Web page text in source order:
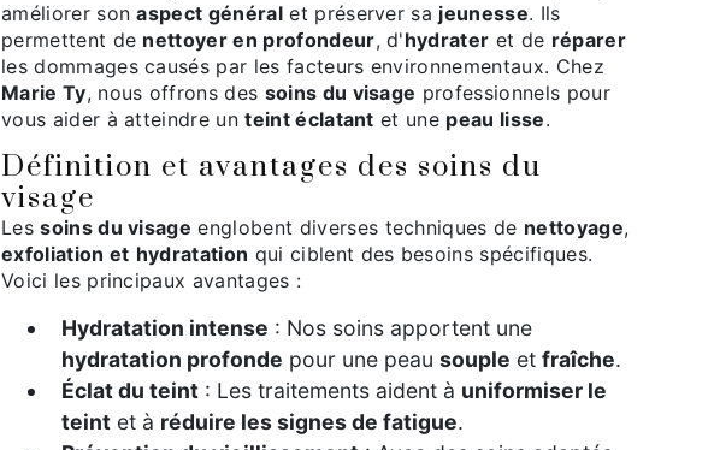
améliorer sonaspect généralet préserver sa jeunesse. Ils
permettent de nettoyer en profondeur, d'hydrater et de réparer
les dommages causés par les facteurs environnementaux. Chez
Marie Ty, nous offrons des soins du visage professionnels pour
vous aider à atteindre unteint éclatant et une peau lisse.
Définition et avantages des soins du
visage
Lessoins du visage englobent diverses techniques de nettoyage,
exfoliation et hydratation qui ciblent des besoins spécifiques.
Voici les principaux avantages :
Hydratation intense : Nos soins apportent une
hydratation profonde pour une peau souple et fraîche.
Éclat du teint : Les traitements aident à uniformiser le
teint et à réduire les signes de fatigue.